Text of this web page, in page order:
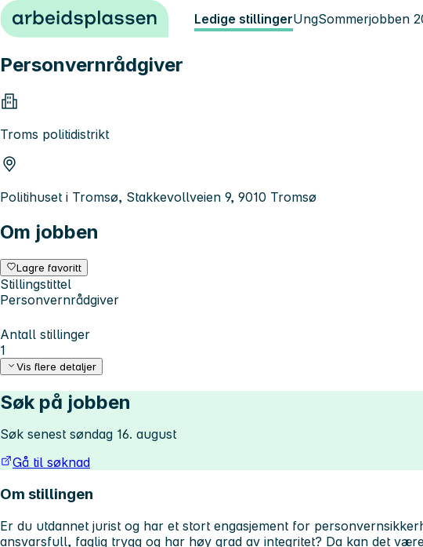
Hopp til innhold Ledige stillingerUngSommerjobben
Personvernrådgiver
Troms politidistrikt
Politihuset i Tromsø, Stakkevollveien 9, 9010 Tromsø
Om jobben
Lagre favoritt
Stillingstittel
Personvernrådgiver
Antall stillinger
1
Vis flere detaljer
Søk på jobben
Søk senest søndag 16. august
Gå til søknad
Om stillingen
Er du utdannet jurist og har et stort engasjement for
ansvarsfull, faglig trygg og har høy grad av integritet? Da kan det